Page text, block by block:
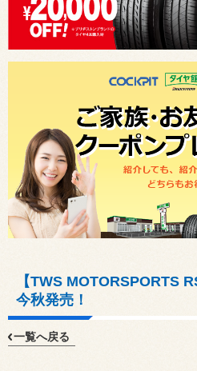
【TWS MOTORSPORTS
今秋発売！
一覧へ戻る